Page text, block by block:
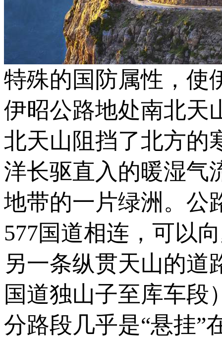
特殊的国防属性，使
伊昭公路地处南北天
北天山阻挡了北方的
洋长驱直入的暖湿气
地带的一片绿洲。公
577国道相连，可以
另一条纵贯天山的道
国道独山子至库车段
分路段几乎是“悬挂”